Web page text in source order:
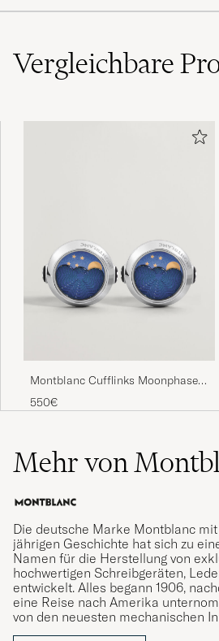
Vergleichbare
Montblanc Cufflinks Moonphase
Movement
550€
Mehr von
Die deutsche Marke Montblanc
jährigen Geschichte hat sich zu
Namen für die Herstellung von
hochwertigen Schreibgeräten,
entwickelt. Alles begann 1906,
eine Reise nach Amerika
von den neuesten mechanischen
ließen. Zurück in Hamburg